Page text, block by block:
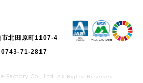
北田原町1107-4
71-2817
Factory Co., Ltd. All Rights Reserved.